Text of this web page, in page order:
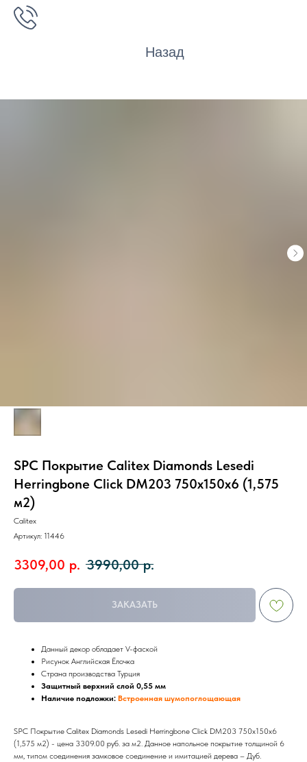
Назад
SPC Покрытие Calitex Diamonds Lesedi
Herringbone Click DM203 750x150x6 (1,575
м2)
Calitex
Артикул: 11446
3309,00 р. 3990,00 р.
ЗАКАЗАТЬ
Данный декор обладает V-фаской
Рисунок Английская Ёлочка
Страна производства Турция
Защитный верхний слой 0,55 мм
Наличие подложки: Встроенная шумопоглощающая
SPC Покрытие Calitex Diamonds Lesedi Herringbone Click DM203 750x150x6
(1,575 м2) - цена 3309.00 руб. за м2. Данное напольное покрытие толщиной 6
мм, типом соединения замковое соединение и имитацией дерева – Дуб.